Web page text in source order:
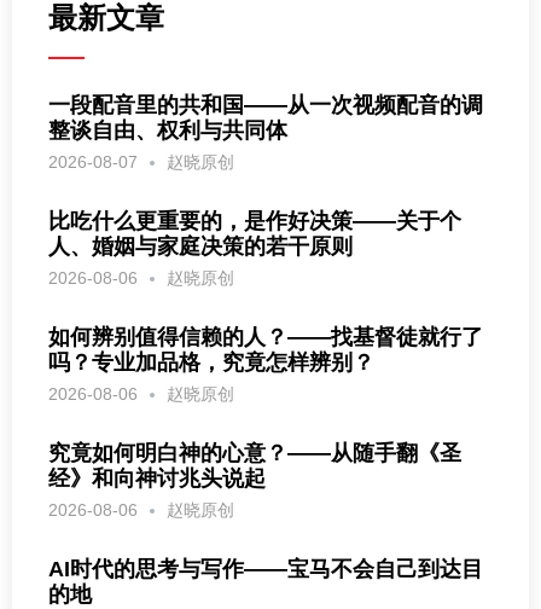
最新文章
一段配音里的共和国——从一次视频配音的调
整谈自由、权利与共同体
2026-08-07 赵晓原创
比吃什么更重要的，是作好决策——关于个
人、婚姻与家庭决策的若干原则
2026-08-06 赵晓原创
如何辨别值得信赖的人？——找基督徒就行了
吗？专业加品格，究竟怎样辨别？
2026-08-06 赵晓原创
究竟如何明白神的心意？——从随手翻《圣
经》和向神讨兆头说起
2026-08-06 赵晓原创
AI时代的思考与写作——宝马不会自己到达目
的地